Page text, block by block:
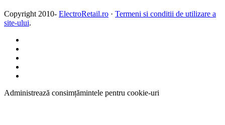
Copyright 2010- ElectroRetail.ro · Termeni si conditii de utilizare a
site-ului.
Administrează consimțămintele pentru cookie-uri